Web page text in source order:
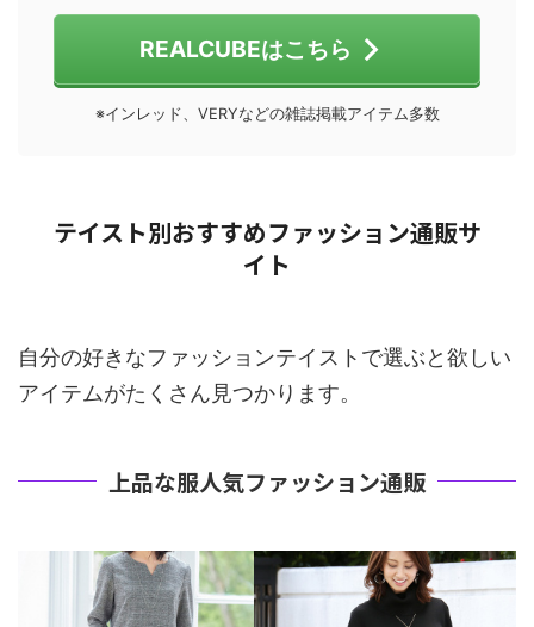
REALCUBEはこちら
※インレッド、VERYなどの雑誌掲載アイテム多数
テイスト別おすすめファッション通販サ
イト
自分の好きなファッションテイストで選ぶと欲しい
アイテムがたくさん見つかります。
上品な服人気ファッション通販